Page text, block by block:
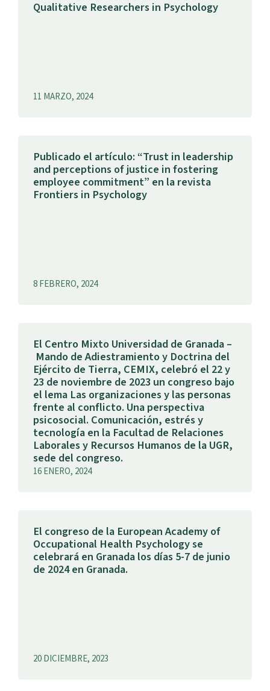
Qualitative Researchers in Psychology
11 MARZO, 2024
Publicado el artículo: “Trust in leadership
and perceptions of justice in fostering
employee commitment” en la revista
Frontiers in Psychology
8 FEBRERO, 2024
El Centro Mixto Universidad de Granada –
Mando de Adiestramiento y Doctrina del
Ejército de Tierra, CEMIX, celebró el 22 y
23 de noviembre de 2023 un congreso bajo
el lema Las organizaciones y las personas
frente al conflicto. Una perspectiva
psicosocial. Comunicación, estrés y
tecnología en la Facultad de Relaciones
Laborales y Recursos Humanos de la UGR,
sede del congreso.
16 ENERO, 2024
El congreso de la European Academy of
Occupational Health Psychology se
celebrará en Granada los días 5-7 de junio
de 2024 en Granada.
20 DICIEMBRE, 2023